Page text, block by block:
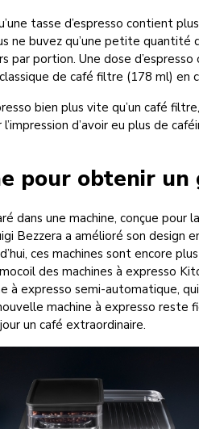
tasse d’espresso contient
ne buvez qu’une petite quantité
par portion. Une dose
de café filtre (178 ml) en
bien plus vite qu’un café
d’avoir eu plus de
pour obtenir
dans une machine, conçue pour
Bezzera a amélioré son
ces machines sont encore
des machines à expresso
à expresso semi-automatique,
machine à expresso reste
un café extraordinaire.